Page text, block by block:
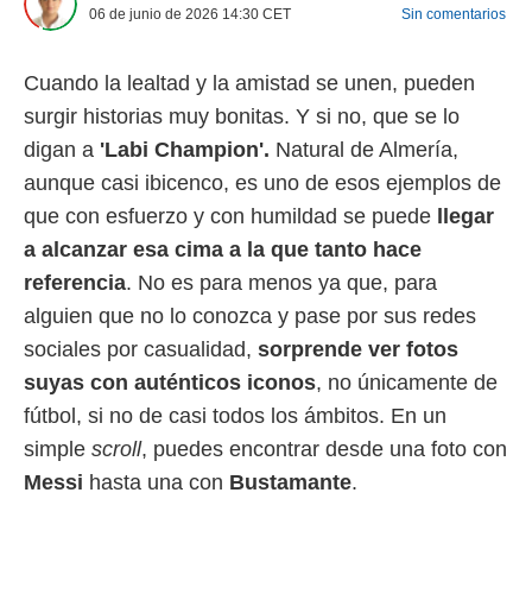
ya sean
nuestros
y análisis
en
así como
y
en
más
nuestra
y
06 de junio de 2026 14:30 CET
Sin comentarios
Cuando la lealtad y la amistad se unen, pueden
surgir historias muy bonitas. Y si no, que se lo
digan a 'Labi Champion'. Natural de Almería,
aunque casi ibicenco, es uno de esos ejemplos de
que con esfuerzo y con humildad se puede
llegar
a alcanzar esa cima a la que tanto hace
referencia. No es para menos ya que, para
alguien que no lo conozca y pase por sus redes
sociales por casualidad, sorprende ver fotos
suyas con auténticos iconos, no únicamente de
fútbol, si no de casi todos los ámbitos. En un
simple scroll, puedes encontrar desde una foto con
Messi hasta una con Bustamante.